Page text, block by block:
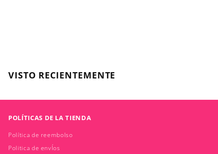
9
VISTO RECIENTEMENTE
POLÍTICAS DE LA TIENDA
Política de reembolso
Politica de envÍos